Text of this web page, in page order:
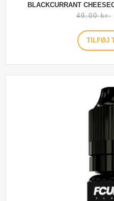
BLACKCURRANT
49,00kr.
TILFØJ